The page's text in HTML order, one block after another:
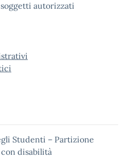
autorizzati
Studenti – Partizione
disabilità